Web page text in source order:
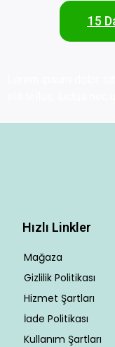
15
Hızlı Linkler
Mağaza
Gizlilik Politikası
Hizmet Şartları
İade Politikası
Kullanım Şartları